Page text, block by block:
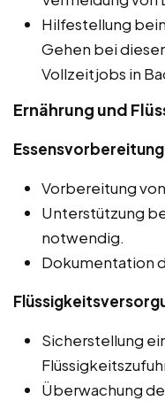
Hilfestellung
Gehen bei
Vollzeitjobs in
Ernährung und
Vorbereitung
Unterstützung
notwendig.
Dokumentation
Sicherstellung
Überwachung